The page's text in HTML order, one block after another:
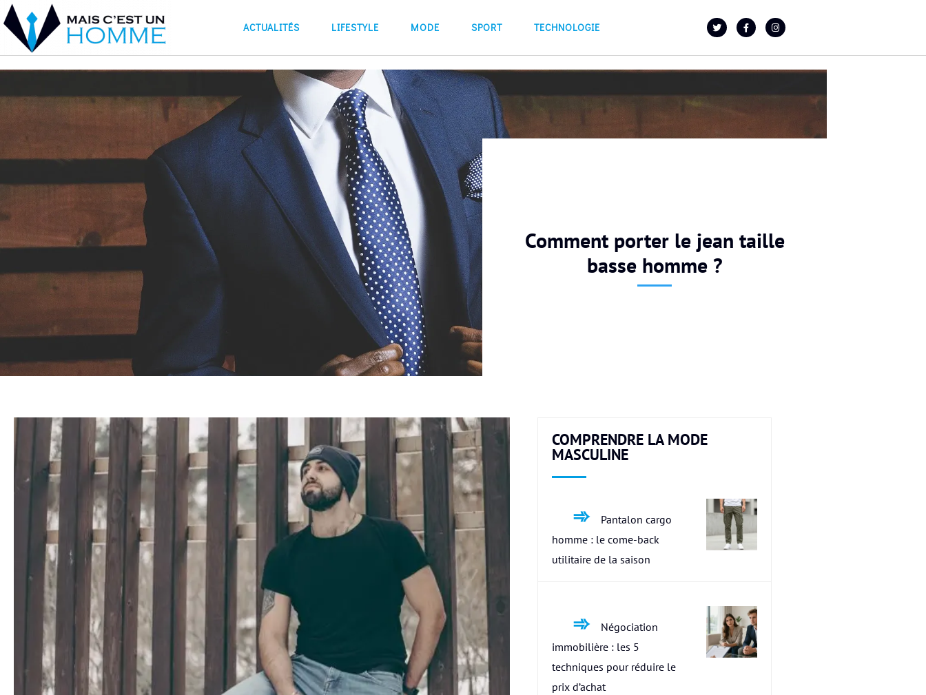
ACTUALITÉS LIFESTYLE MODE SPORT TECHNOLOGIE
Comment porter le jean taille
basse homme ?
COMPRENDRE LA MODE
MASCULINE
Pantalon cargo
homme : le come-back
utilitaire de la saison
Négociation
immobilière : les 5
techniques pour réduire le
prix d’achat